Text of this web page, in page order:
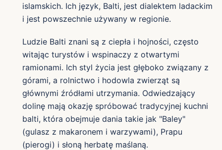
islamskich. Ich język, Balti, jest dialektem ladackim
i jest powszechnie używany w regionie.
Ludzie Balti znani są z ciepła i hojności, często
witając turystów i wspinaczy z otwartymi
ramionami. Ich styl życia jest głęboko związany z
górami, a rolnictwo i hodowla zwierząt są
głównymi źródłami utrzymania. Odwiedzający
dolinę mają okazję spróbować tradycyjnej kuchni
balti, która obejmuje dania takie jak "Baley"
(gulasz z makaronem i warzywami), Prapu
(pierogi) i słoną herbatę maślaną.